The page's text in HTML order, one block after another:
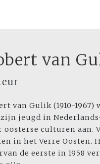
van
van Gulik (1910-
jeugd in
oosterse culturen aan.
in het Verre Oosten.
de eerste in 1958